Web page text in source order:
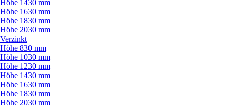
Höhe 1430 mm
Höhe 1630 mm
Höhe 1830 mm
Höhe 2030 mm
Verzinkt
Höhe 830 mm
Höhe 1030 mm
Höhe 1230 mm
Höhe 1430 mm
Höhe 1630 mm
Höhe 1830 mm
Höhe 2030 mm